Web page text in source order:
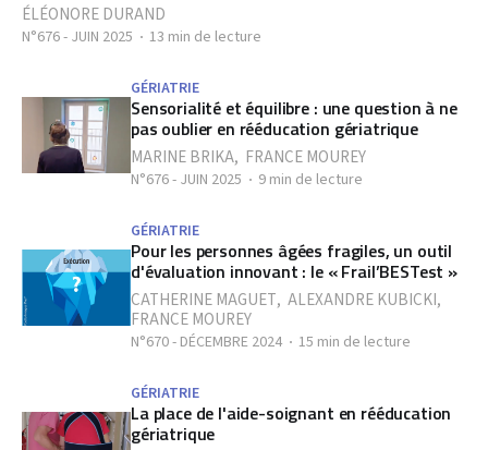
ÉLÉONORE DURAND
N°676 - JUIN 2025 13 min de lecture
GÉRIATRIE
Sensorialité et équilibre : une question à ne
pas oublier en rééducation gériatrique
MARINE BRIKA, FRANCE MOUREY
N°676 - JUIN 2025 9 min de lecture
GÉRIATRIE
Pour les personnes âgées fragiles, un outil
d'évaluation innovant : le « Frail’BESTest »
CATHERINE MAGUET, ALEXANDRE KUBICKI,
FRANCE MOUREY
N°670 - DÉCEMBRE 2024 15 min de lecture
GÉRIATRIE
La place de l'aide-soignant en rééducation
gériatrique